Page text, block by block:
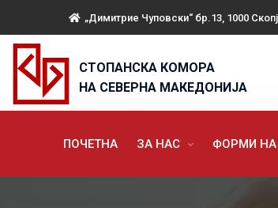
„Димитрие Чуповски“ бр.13, 1000
СТОПАНСКА КОМОРА
НА СЕВЕРНА МАКЕДОНИЈА
ПОЧЕТНА ЗА НАС ФОРМИ НА